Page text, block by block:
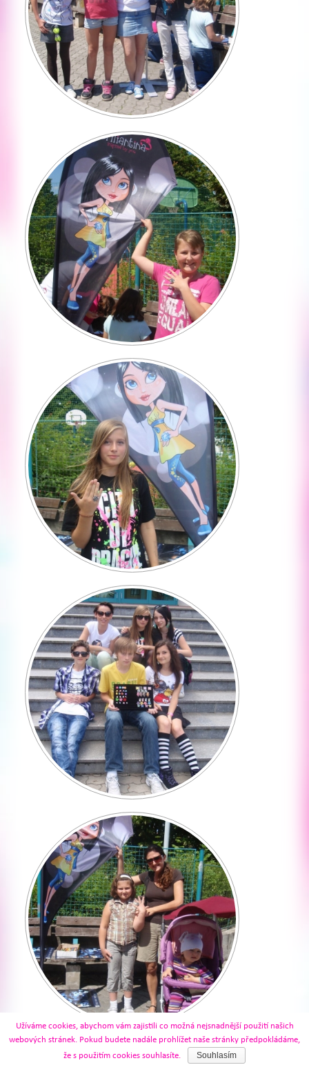
Užíváme cookies, abychom vám zajistili co možná nejsnadnější použití našich
webových stránek. Pokud budete nadále prohlížet naše stránky předpokládáme,
že s použitím cookies souhlasíte.
Souhlasím